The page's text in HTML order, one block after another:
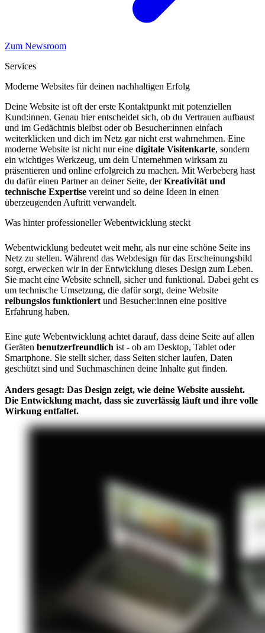
Zum Newsroom
Services
Moderne Websites für deinen nachhaltigen Erfolg
Deine Website ist oft der erste Kontaktpunkt mit potenziellen
Kund:innen. Genau hier entscheidet sich, ob du Vertrauen aufbaust
und im Gedächtnis bleibst oder ob Besucher:innen einfach
weiterklicken und dich im Netz gar nicht erst wahrnehmen. Eine
moderne Website ist nicht nur eine digitale Visitenkarte, sondern
ein wichtiges Werkzeug, um dein Unternehmen wirksam zu
präsentieren und online erfolgreich zu machen. Mit Werbeberg hast
du dafür einen Partner an deiner Seite, derKreativität und
technische Expertise vereint und so deine Ideen in einen
überzeugenden Auftritt verwandelt.
Was hinter professioneller Webentwicklung steckt
Webentwicklung bedeutet weit mehr, als nur eine schöne Seite ins
Netz zu stellen. Während das Webdesign für das Erscheinungsbild
sorgt, erwecken wir in der Entwicklung dieses Design zum Leben.
Sie macht eine Website schnell, sicher und funktional. Dabei geht es
um technische Umsetzung, die dafür sorgt, deine Website
reibungslos funktioniert und Besucher:innen eine positive
Erfahrung haben.
Eine gute Webentwicklung achtet darauf, dass deine Seite auf allen
Geräten benutzerfreundlich ist - ob am Desktop, Tablet oder
Smartphone. Sie stellt sicher, dass Seiten sicher laufen, Daten
geschützt sind und Suchmaschinen deine Inhalte gut finden.
Anders gesagt: Das Design zeigt, wie deine Website aussieht.
Die Entwicklung macht, dass sie zuverlässig läuft und ihre volle
Wirkung entfaltet.